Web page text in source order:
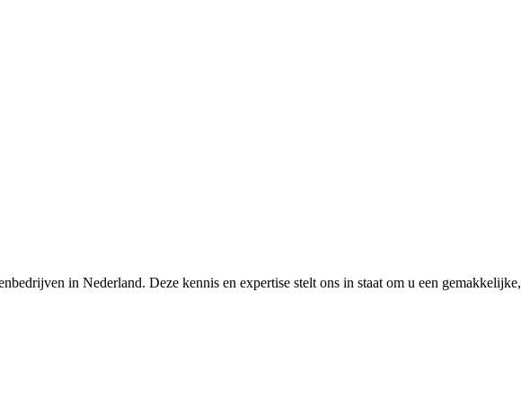
in Nederland. Deze kennis en expertise stelt ons in staat om u een gemakkelijke,